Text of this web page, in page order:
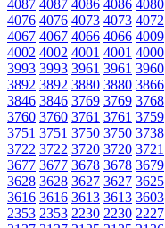
4087 4087 4086 4086 4080
4076 4076 4073 4073 4072
4067 4067 4066 4066 4009
4002 4002 4001 4001 4000
3993 3993 3961 3961 3960
3892 3892 3880 3880 3866
3846 3846 3769 3769 3768
3760 3760 3761 3761 3759
3751 3751 3750 3750 3738
3722 3722 3720 3720 3721
3677 3677 3678 3678 3679
3628 3628 3627 3627 3625
3616 3616 3613 3613 3603
2353 2353 2230 2230 2227